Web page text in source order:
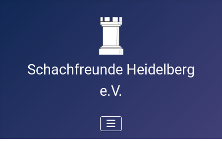
Schachfreunde Heidelberg
e.V.